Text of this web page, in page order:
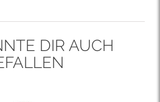
DIR AUCH